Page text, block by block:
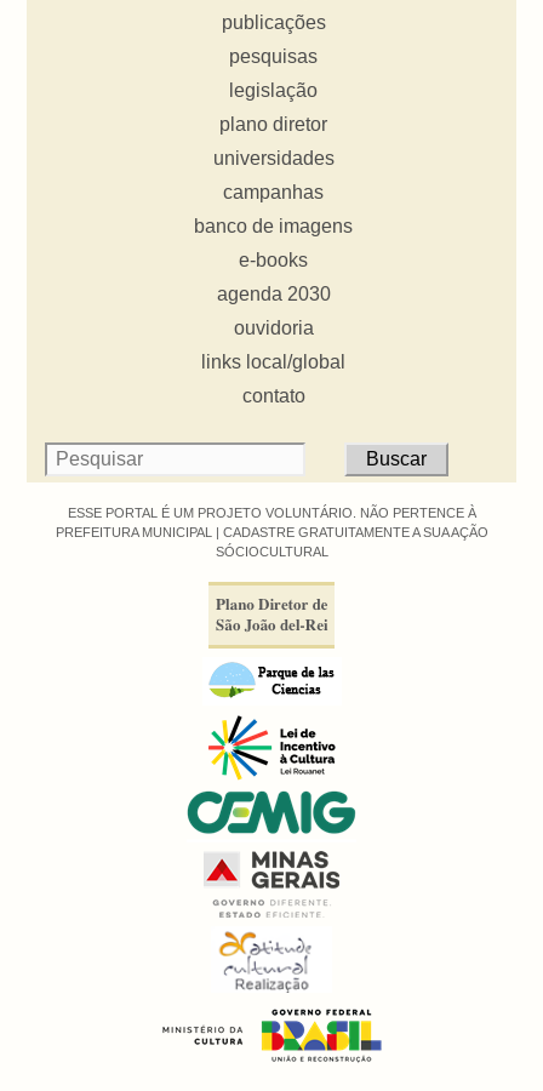
publicações
pesquisas
legislação
plano diretor
universidades
campanhas
banco de imagens
e-books
agenda 2030
ouvidoria
links local/global
contato
ESSE PORTAL É UM PROJETO VOLUNTÁRIO. NÃO PERTENCE À
PREFEITURA MUNICIPAL | CADASTRE GRATUITAMENTE A SUA AÇÃO
SÓCIOCULTURAL